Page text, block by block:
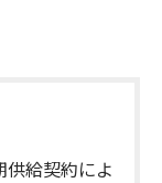
供給契約によ